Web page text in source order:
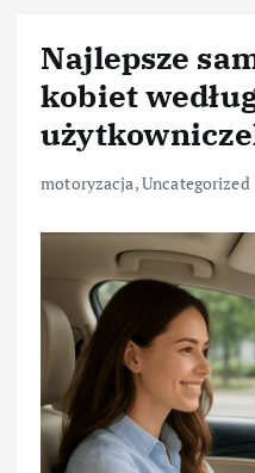
Najlepsze
kobiet
motoryzacja,Uncategorized